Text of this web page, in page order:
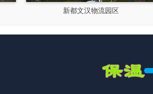
新都文汉物流园区